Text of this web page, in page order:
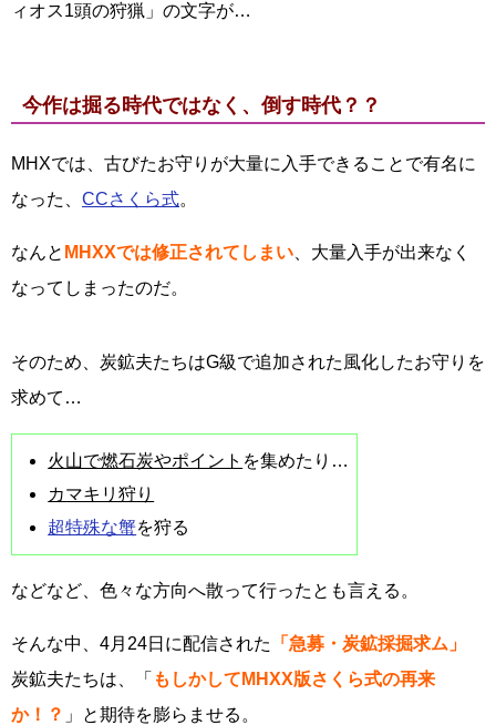
ィオス1頭の狩猟」の文字が…
今作は掘る時代ではなく、倒す時代？？
MHXでは、古びたお守りが大量に入手できることで有名に
なった、 CCさくら式。
なんと MHXXでは修正されてしまい 、大量入手が出来なく
なってしまったのだ。
そのため、炭鉱夫たちはG級で追加された風化したお守りを
求めて…
火山で燃石炭やポイント を集めたり…
カマキリ狩り
超特殊な蟹を狩る
などなど、色々な方向へ散って行ったとも言える。
そんな中、4月24日に配信された
「急募・炭鉱採掘求ム」
炭鉱夫たちは、「 もしかしてMHXX版さくら式の再来
か！？ 」と期待を膨らませる。